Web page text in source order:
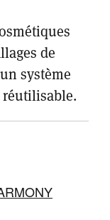
de
système
réutilisable.